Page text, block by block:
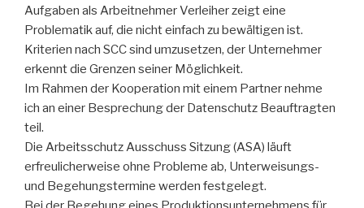
Aufgaben als Arbeitnehmer Verleiher zeigt eine
Problematik auf, die nicht einfach zu bewältigen ist.
Kriterien nach SCC sind umzusetzen, der Unternehmer
erkennt die Grenzen seiner Möglichkeit.
Im Rahmen der Kooperation mit einem Partner nehme
ich an einer Besprechung der Datenschutz Beauftragten
teil.
Die Arbeitsschutz Ausschuss Sitzung (ASA) läuft
erfreulicherweise ohne Probleme ab, Unterweisungs-
und Begehungstermine werden festgelegt.